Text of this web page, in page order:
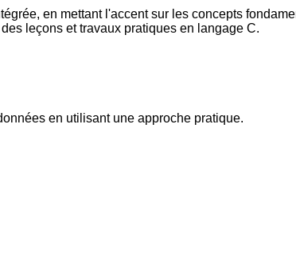
en mettant l'accent sur les concepts
leçons et travaux pratiques en langage C.
en utilisant une approche pratique.